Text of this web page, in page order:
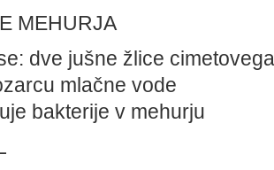
MEHURJA
dve jušne žlice cimetovega
mlačne vode
bakterije v mehurju